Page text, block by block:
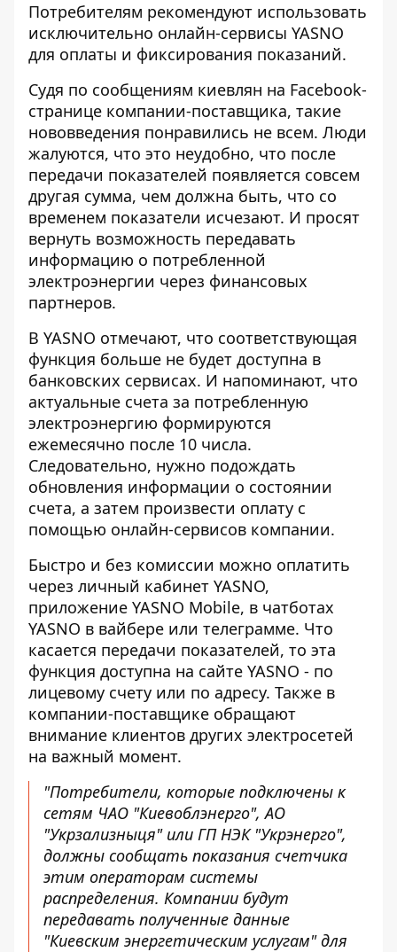
Потребителям рекомендуют использовать
исключительно онлайн-сервисы YASNO
для оплаты и фиксирования показаний.
Судя по сообщениям киевлян на Facebook-
странице компании-поставщика, такие
нововведения понравились не всем. Люди
жалуются, что это неудобно, что после
передачи показателей появляется совсем
другая сумма, чем должна быть, что со
временем показатели исчезают. И просят
вернуть возможность передавать
информацию о потребленной
электроэнергии через финансовых
партнеров.
В YASNO отмечают, что соответствующая
функция больше не будет доступна в
банковских сервисах. И напоминают, что
актуальные счета за потребленную
электроэнергию формируются
ежемесячно после 10 числа.
Следовательно, нужно подождать
обновления информации о состоянии
счета, а затем произвести оплату с
помощью онлайн-сервисов компании.
Быстро и без комиссии можно оплатить
через личный кабинет YASNO,
приложение YASNO Mobile, в чатботах
YASNO в вайбере или телеграмме. Что
касается передачи показателей, то эта
функция доступна на сайте YASNO - по
лицевому счету или по адресу. Также в
компании-поставщике обращают
внимание клиентов других электросетей
на важный момент.
"Потребители, которые подключены к
сетям ЧАО "Киевоблэнерго", АО
"Укрзализныця" или ГП НЭК "Укрэнерго",
должны сообщать показания счетчика
этим операторам системы
распределения. Компании будут
передавать полученные данные
"Киевским энергетическим услугам" для